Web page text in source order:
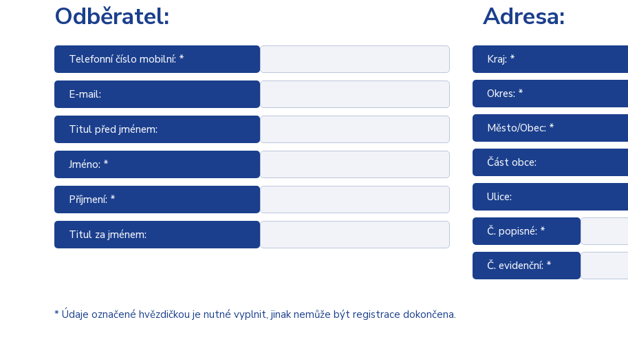
Odběratel:
Telefonní číslo mobilní: *
E-mail:
Titul před jménem:
Jméno: *
Příjmení: *
Titul za jménem:
Adresa:
Kraj: *
Okres: *
Město/Obec: *
Část obce:
Ulice:
Č. popisné: *
Č. evidenční: *
* Údaje označené hvězdičkou je nutné vyplnit, jinak nemůže být registrace dokončena.